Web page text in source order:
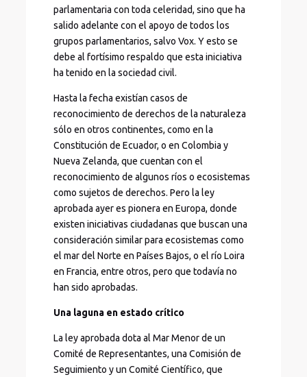
parlamentaria con toda celeridad, sino que ha
salido adelante con el apoyo de todos los
grupos parlamentarios, salvo Vox. Y esto se
debe al fortísimo respaldo que esta iniciativa
ha tenido en la sociedad civil.
Hasta la fecha existían casos de
reconocimiento de derechos de la naturaleza
sólo en otros continentes, como en la
Constitución de Ecuador, o en Colombia y
Nueva Zelanda, que cuentan con el
reconocimiento de algunos ríos o ecosistemas
como sujetos de derechos. Pero la ley
aprobada ayer es pionera en Europa, donde
existen iniciativas ciudadanas que buscan una
consideración similar para ecosistemas como
el mar del Norte en Países Bajos, o el río Loira
en Francia, entre otros, pero que todavía no
han sido aprobadas.
Una laguna en estado crítico
La ley aprobada dota al Mar Menor de un
Comité de Representantes, una Comisión de
Seguimiento y un Comité Científico, que